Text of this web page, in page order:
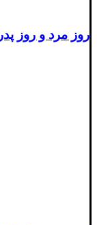
روز مرد و روز پدر